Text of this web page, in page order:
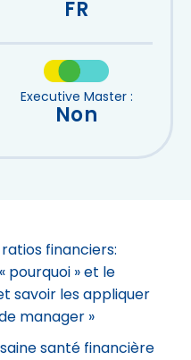
FR
Executive Master :
Non
financiers:
pourquoi » et le
savoir les appliquer
manager »
saine santé financière